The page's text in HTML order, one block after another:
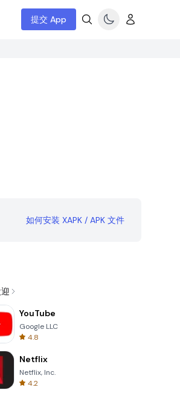
提交 App
如何安装 XAPK / APK 文件
YouTube
Google LLC
4.8
Netflix
Netflix, Inc.
4.2